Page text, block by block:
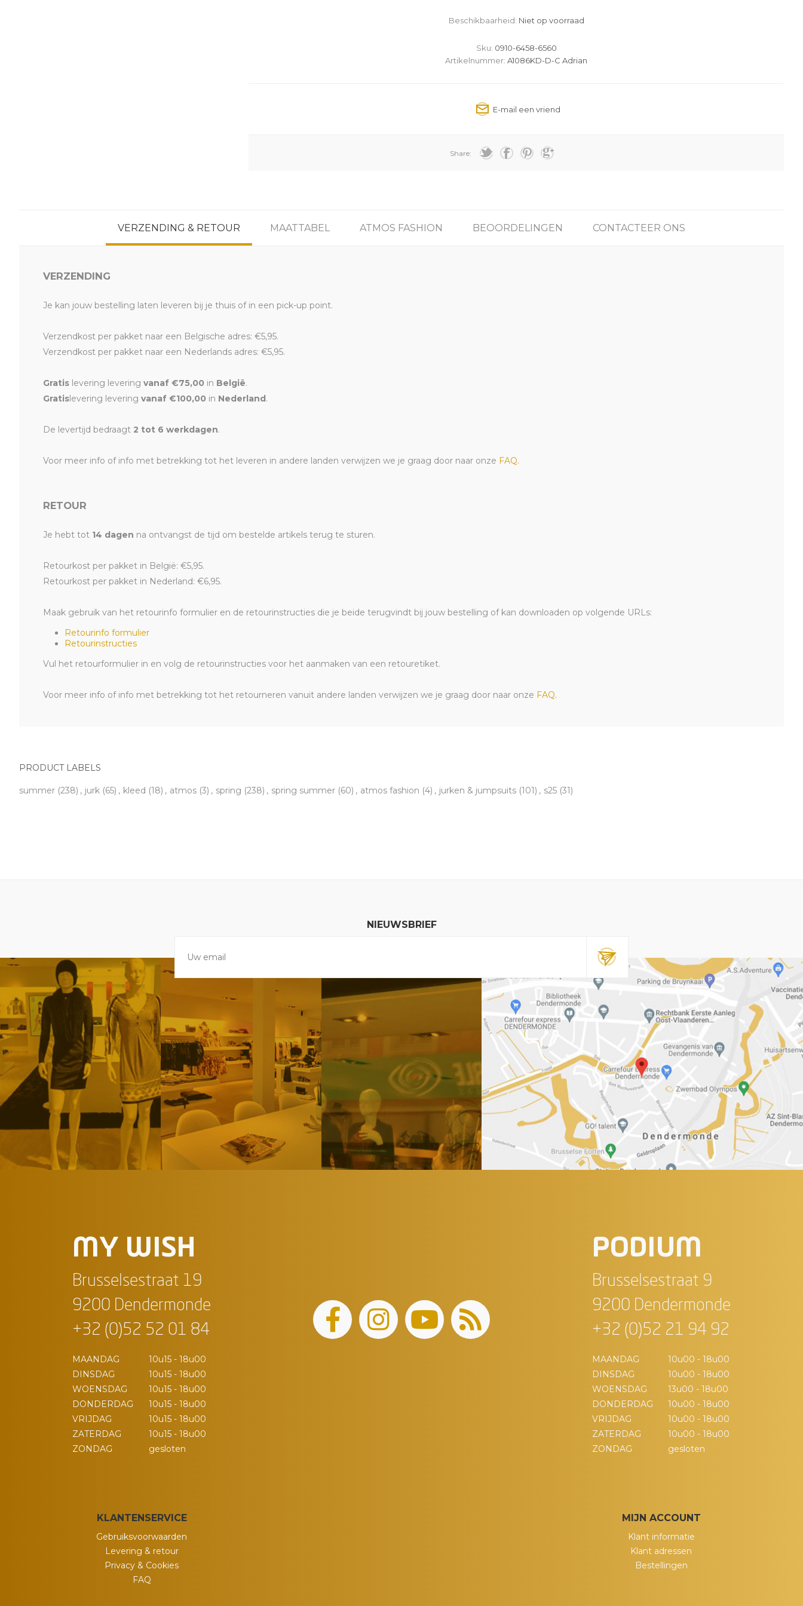
Beschikbaarheid: Niet op voorraad
Sku: 0910-6458-6560
Artikelnummer: A1086KD-D-C Adrian
Share:
VERZENDING & RETOUR MAATTABEL ATMOS FASHION BEOORDELINGEN CONTACTEER ONS
VERZENDING
Je kan jouw bestelling laten leveren bij je thuis of in een pick-up point.
Verzendkost per pakket naar een Belgische adres: €5,95.
Verzendkost per pakket naar een Nederlands adres: €5,95.
Gratis levering levering vanaf €75,00 in België.
Gratislevering levering vanaf €100,00 in Nederland.
De levertijd bedraagt 2 tot 6 werkdagen.
Voor meer info of info met betrekking tot het leveren in andere landen verwijzen we je graag door naar onze FAQ.
RETOUR
Je hebt tot 14 dagen na ontvangst de tijd om bestelde artikels terug te sturen.
Retourkost per pakket in België: €5,95.
Retourkost per pakket in Nederland: €6,95.
Maak gebruik van het retourinfo formulier en de retourinstructies die je beide terugvindt bij jouw bestelling of kan downloaden op volgende URLs:
Retourinfo formulier
Retourinstructies
Vul het retourformulier in en volg de retourinstructies voor het aanmaken van een retouretiket.
Voor meer info of info met betrekking tot het retourneren vanuit andere landen verwijzen we je graag door naar onze FAQ.
PRODUCT LABELS
summer (238) , jurk (65) , kleed (18) , atmos (3) , spring (238) , spring summer (60) , atmos fashion (4) , jurken & jumpsuits (101) , s25 (31)
NIEUWSBRIEF
MY WISH
Brusselsestraat 19
9200 Dendermonde
+32 (0)52 52 01 84
MAANDAG
10u15 - 18u00
DINSDAG
10u15 - 18u00
WOENSDAG
10u15 - 18u00
DONDERDAG
10u15 - 18u00
VRIJDAG
10u15 - 18u00
ZATERDAG
10u15 - 18u00
ZONDAG
gesloten
PODIUM
Brusselsestraat 9
9200 Dendermonde
+32 (0)52 21 94 92
MAANDAG
10u00 - 18u00
DINSDAG
10u00 - 18u00
WOENSDAG
13u00 - 18u00
DONDERDAG
10u00 - 18u00
VRIJDAG
10u00 - 18u00
ZATERDAG
10u00 - 18u00
ZONDAG
gesloten
KLANTENSERVICE
Gebruiksvoorwaarden
Levering & retour
Privacy & Cookies
FAQ
MIJN ACCOUNT
Klant informatie
Klant adressen
Bestellingen